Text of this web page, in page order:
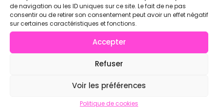
de navigation ou les ID uniques sur ce site. Le fait de ne pas
consentir ou de retirer son consentement peut avoir un effet négatif
sur certaines caractéristiques et fonctions.
Accepter
Refuser
Voir les préférences
Politique de cookies